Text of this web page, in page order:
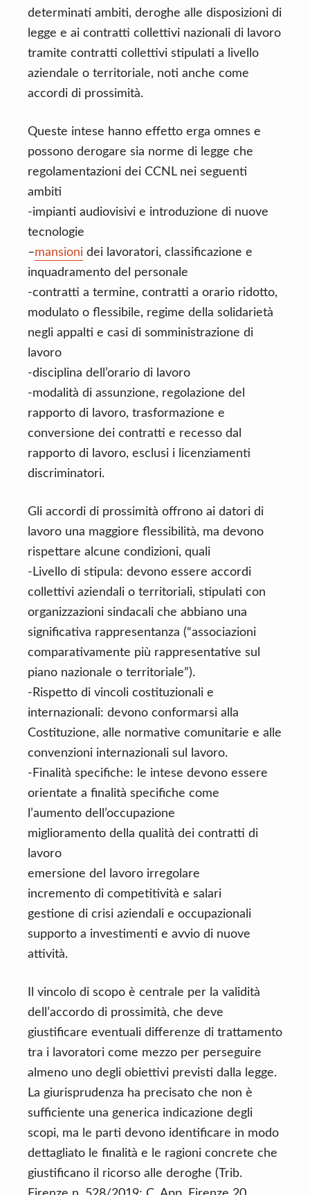
determinati ambiti, deroghe alle disposizioni di
legge e ai contratti collettivi nazionali di lavoro
tramite contratti collettivi stipulati a livello
aziendale o territoriale, noti anche come
accordi di prossimità.
Queste intese hanno effetto erga omnes e
possono derogare sia norme di legge che
regolamentazioni dei CCNL nei seguenti
ambiti
-impianti audiovisivi e introduzione di nuove
tecnologie
–mansioni dei lavoratori, classificazione e
inquadramento del personale
-contratti a termine, contratti a orario ridotto,
modulato o flessibile, regime della solidarietà
negli appalti e casi di somministrazione di
lavoro
-disciplina dell’orario di lavoro
-modalità di assunzione, regolazione del
rapporto di lavoro, trasformazione e
conversione dei contratti e recesso dal
rapporto di lavoro, esclusi i licenziamenti
discriminatori.
Gli accordi di prossimità offrono ai datori di
lavoro una maggiore flessibilità, ma devono
rispettare alcune condizioni, quali
-Livello di stipula: devono essere accordi
collettivi aziendali o territoriali, stipulati con
organizzazioni sindacali che abbiano una
significativa rappresentanza (“associazioni
comparativamente più rappresentative sul
piano nazionale o territoriale”).
-Rispetto di vincoli costituzionali e
internazionali: devono conformarsi alla
Costituzione, alle normative comunitarie e alle
convenzioni internazionali sul lavoro.
-Finalità specifiche: le intese devono essere
orientate a finalità specifiche come
l’aumento dell’occupazione
miglioramento della qualità dei contratti di
lavoro
emersione del lavoro irregolare
incremento di competitività e salari
gestione di crisi aziendali e occupazionali
supporto a investimenti e avvio di nuove
attività.
Il vincolo di scopo è centrale per la validità
dell’accordo di prossimità, che deve
giustificare eventuali differenze di trattamento
tra i lavoratori come mezzo per perseguire
almeno uno degli obiettivi previsti dalla legge.
La giurisprudenza ha precisato che non è
sufficiente una generica indicazione degli
scopi, ma le parti devono identificare in modo
dettagliato le finalità e le ragioni concrete che
giustificano il ricorso alle deroghe (Trib.